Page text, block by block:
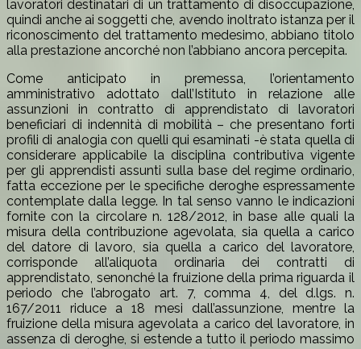
lavoratori destinatari di un trattamento di disoccupazione,
quindi anche ai soggetti che, avendo inoltrato istanza per il
riconoscimento del trattamento medesimo, abbiano titolo
alla prestazione ancorché non l’abbiano ancora percepita.
Come anticipato in premessa, l’orientamento
amministrativo adottato dall’Istituto in relazione alle
assunzioni in contratto di apprendistato di lavoratori
beneficiari di indennità di mobilità – che presentano forti
profili di analogia con quelli qui esaminati -è stata quella di
considerare applicabile la disciplina contributiva vigente
per gli apprendisti assunti sulla base del regime ordinario,
fatta eccezione per le specifiche deroghe espressamente
contemplate dalla legge. In tal senso vanno le indicazioni
fornite con la circolare n. 128/2012, in base alle quali la
misura della contribuzione agevolata, sia quella a carico
del datore di lavoro, sia quella a carico del lavoratore,
corrisponde all’aliquota ordinaria dei contratti di
apprendistato, senonché la fruizione della prima riguarda il
periodo che l’abrogato art. 7, comma 4, del d.lgs. n.
167/2011 riduce a 18 mesi dall’assunzione, mentre la
fruizione della misura agevolata a carico del lavoratore, in
assenza di deroghe, si estende a tutto il periodo massimo